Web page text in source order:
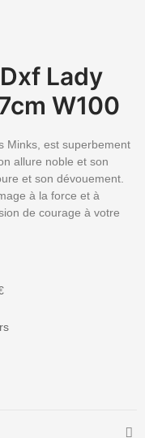
Lady
W100
Minks, est superbement
allure noble et son
et son dévouement.
à la force et à
de courage à votre